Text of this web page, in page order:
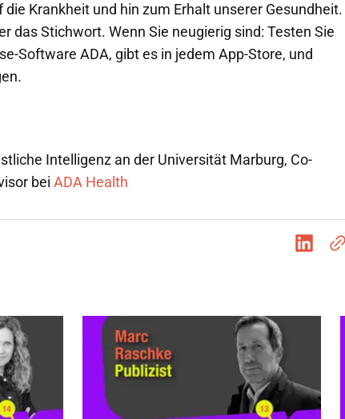
Krankheit und hin zum Erhalt unserer Gesundheit.
das Stichwort. Wenn Sie neugierig sind: Testen Sie
Software ADA, gibt es in jedem App-Store, und
Intelligenz an der Universität Marburg, Co-
bei ADA Health